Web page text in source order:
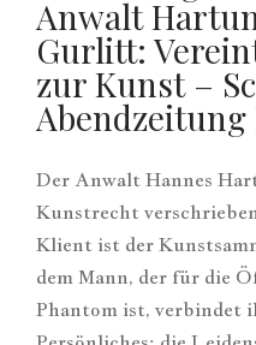
Anwalt
Gurlitt:
zur Kunst –
Der Anwalt Hannes
Kunstrecht
Klient ist der
dem Mann, der für die
Phantom ist, verbindet